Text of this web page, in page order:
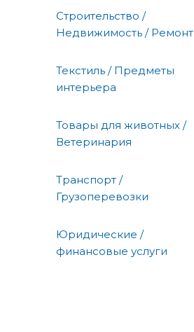
Строительство /
Недвижимость / Ремонт
Текстиль / Предметы
интерьера
Товары для животных /
Ветеринария
Транспорт /
Грузоперевозки
Юридические /
финансовые услуги